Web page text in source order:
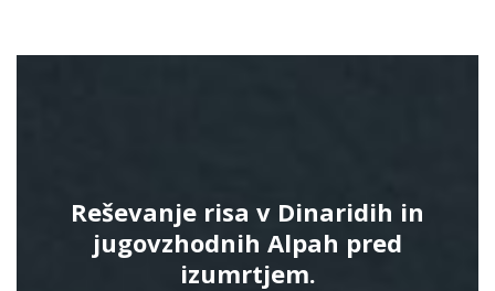
Reševanje risa v Dinaridih in
jugovzhodnih Alpah pred
izumrtjem.